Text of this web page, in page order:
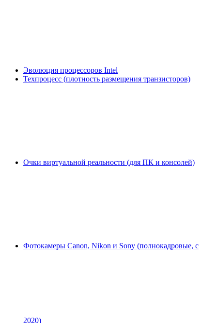
Эволюция процессоров Intel
Техпроцесс (плотность размещения транзисторов)
Очки виртуальной реальности (для ПК и консолей)
Фотокамеры Canon, Nikon и Sony (полнокадровые, с
2020)